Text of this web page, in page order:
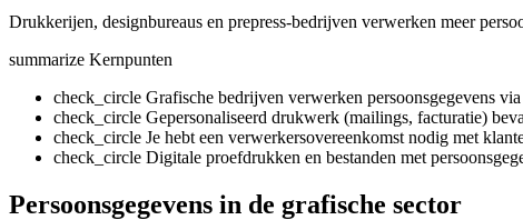
Drukkerijen, designbureaus en prepress-bedrijven verwerken meer
summarize Kernpunten
check_circle Grafische bedrijven verwerken persoonsgegevens
check_circle Gepersonaliseerd drukwerk (mailings, facturatie)
check_circle Je hebt een verwerkersovereenkomst nodig met
check_circle Digitale proefdrukken en bestanden met
Persoonsgegevens in de grafische sector